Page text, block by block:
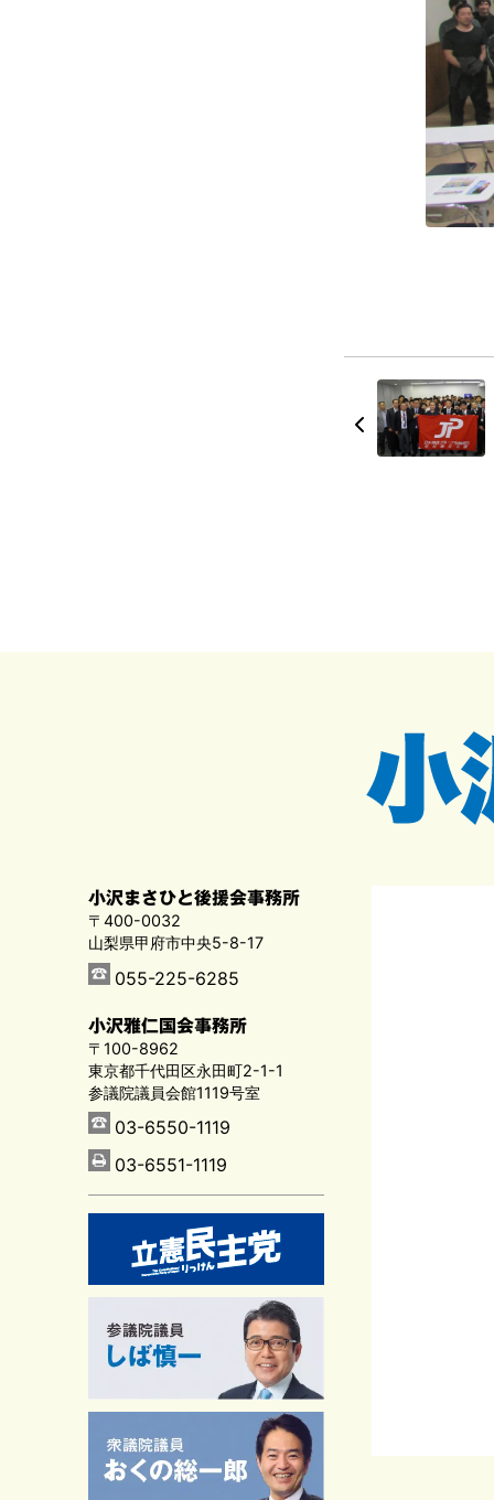
小沢まさひと後援会事務所
〒400-0032
山梨県甲府市中央5-8-17
055-225-6285
小沢雅仁国会事務所
〒100-8962
東京都千代田区永田町2-1-1
参議院議員会館1119号室
03-6550-1119
03-6551-1119